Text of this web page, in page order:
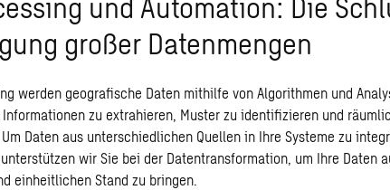
großer Datenmengen
werden geografische Daten mithilfe von Algorithmen und
zu extrahieren, Muster zu identifizieren und
Daten aus unterschiedlichen Quellen in Ihre Systeme zu
wir Sie bei der Datentransformation, um Ihre Daten
einheitlichen Stand zu bringen.